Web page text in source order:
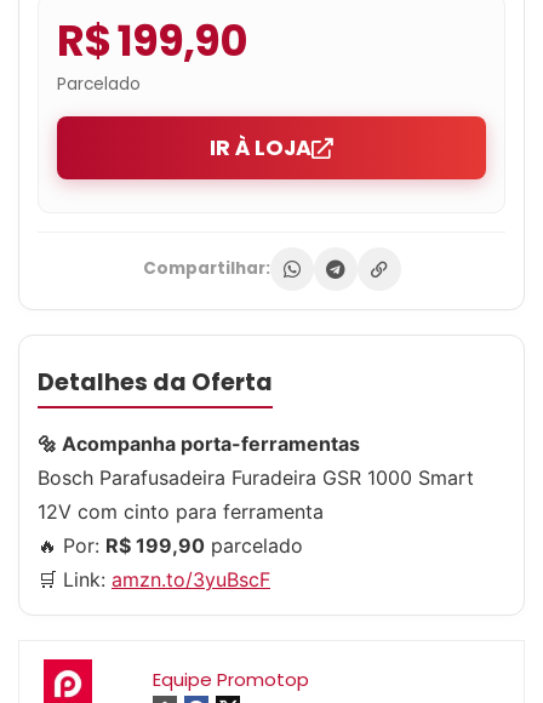
R$ 199,90
Parcelado
IR À LOJA
Compartilhar:
Detalhes da Oferta
🔩 Acompanha porta-ferramentas
Bosch Parafusadeira Furadeira GSR 1000 Smart
12V com cinto para ferramenta
🔥 Por: R$ 199,90 parcelado
🛒 Link: amzn.to/3yuBscF
Equipe Promotop